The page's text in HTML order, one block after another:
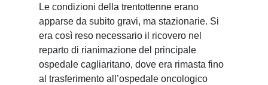
Le condizioni della trentottenne erano
apparse da subito gravi, ma stazionarie. Si
era così reso necessario il ricovero nel
reparto di rianimazione del principale
ospedale cagliaritano, dove era rimasta fino
al trasferimento all’ospedale oncologico